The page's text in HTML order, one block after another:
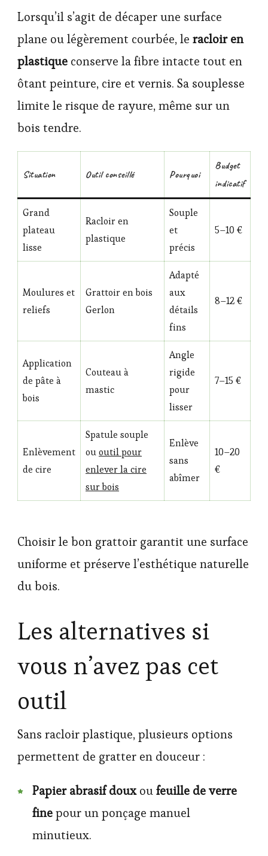
Lorsqu’il s’agit de décaper une surface
plane ou légèrement courbée, le racloir en
plastique conserve la fibre intacte tout en
ôtant peinture, cire et vernis. Sa souplesse
limite le risque de rayure, même sur un
bois tendre.
Situation Outil conseillé Pourquoi
Budget
indicatif
Grand
plateau
lisse
Racloir en
plastique
Souple
et
précis
5–10 €
Moulures et
reliefs
Grattoir en bois
Gerlon
Adapté
aux
détails
fins
8–12 €
Application
de pâte à
bois
Couteau à
mastic
Angle
rigide
pour
lisser
7–15 €
Enlèvement
de cire
Spatule souple
ououtil pour
enlever la cire
sur bois
Enlève
sans
abîmer
10–20
€
Choisir le bon grattoir garantit une surface
uniforme et préserve l’esthétique naturelle
du bois.
Les alternatives si
vous n’avez pas cet
outil
Sans racloir plastique, plusieurs options
permettent de gratter en douceur :
Papier abrasif douxoufeuille de verre
finepour un ponçage manuel
minutieux.